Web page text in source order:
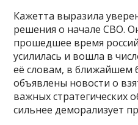
Кажетта выразила
решения о начале СВО.
прошедшее время
усилилась и вошла в
её словам, в ближайшем
объявлены новости о
важных стратегических
сильнее деморализует